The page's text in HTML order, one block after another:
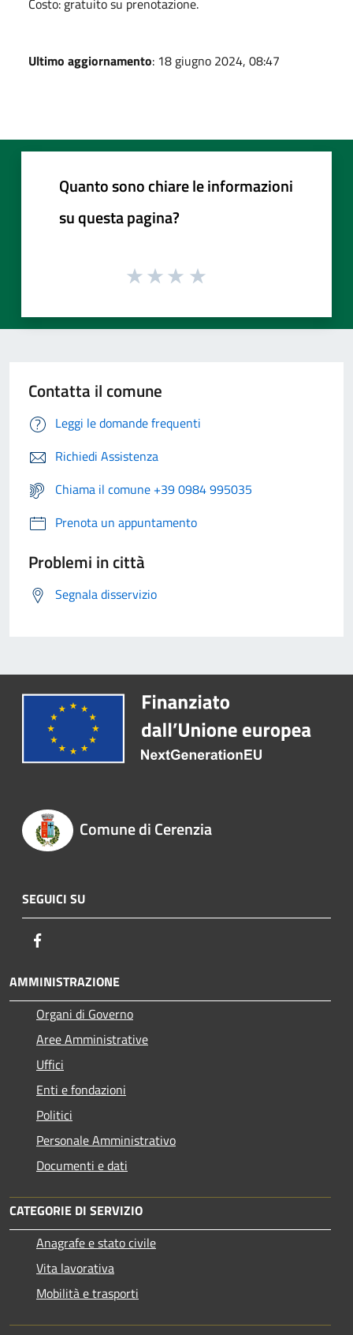
Ultimo aggiornamento: 18 giugno 2024, 08:47
Quanto sono chiare le informazioni
su questa pagina?
Contatta il comune
Leggi le domande frequenti
Richiedi Assistenza
Chiama il comune +39 0984 995035
Prenota un appuntamento
Problemi in città
Segnala disservizio
Comune di Cerenzia
SEGUICI SU
AMMINISTRAZIONE
Organi di Governo
Aree Amministrative
Uffici
Enti e fondazioni
Politici
Personale Amministrativo
Documenti e dati
CATEGORIE DI SERVIZIO
Anagrafe e stato civile
Vita lavorativa
Mobilità e trasporti